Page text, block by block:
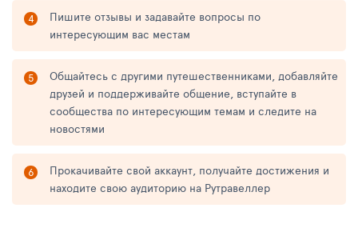
Пишите отзывы и задавайте вопросы по
интересующим вас местам
Общайтесь с другими путешественниками, добавляйте
друзей и поддерживайте общение, вступайте в
сообщества по интересующим темам и следите на
новостями
Прокачивайте свой аккаунт, получайте достижения и
находите свою аудиторию на Рутравеллер